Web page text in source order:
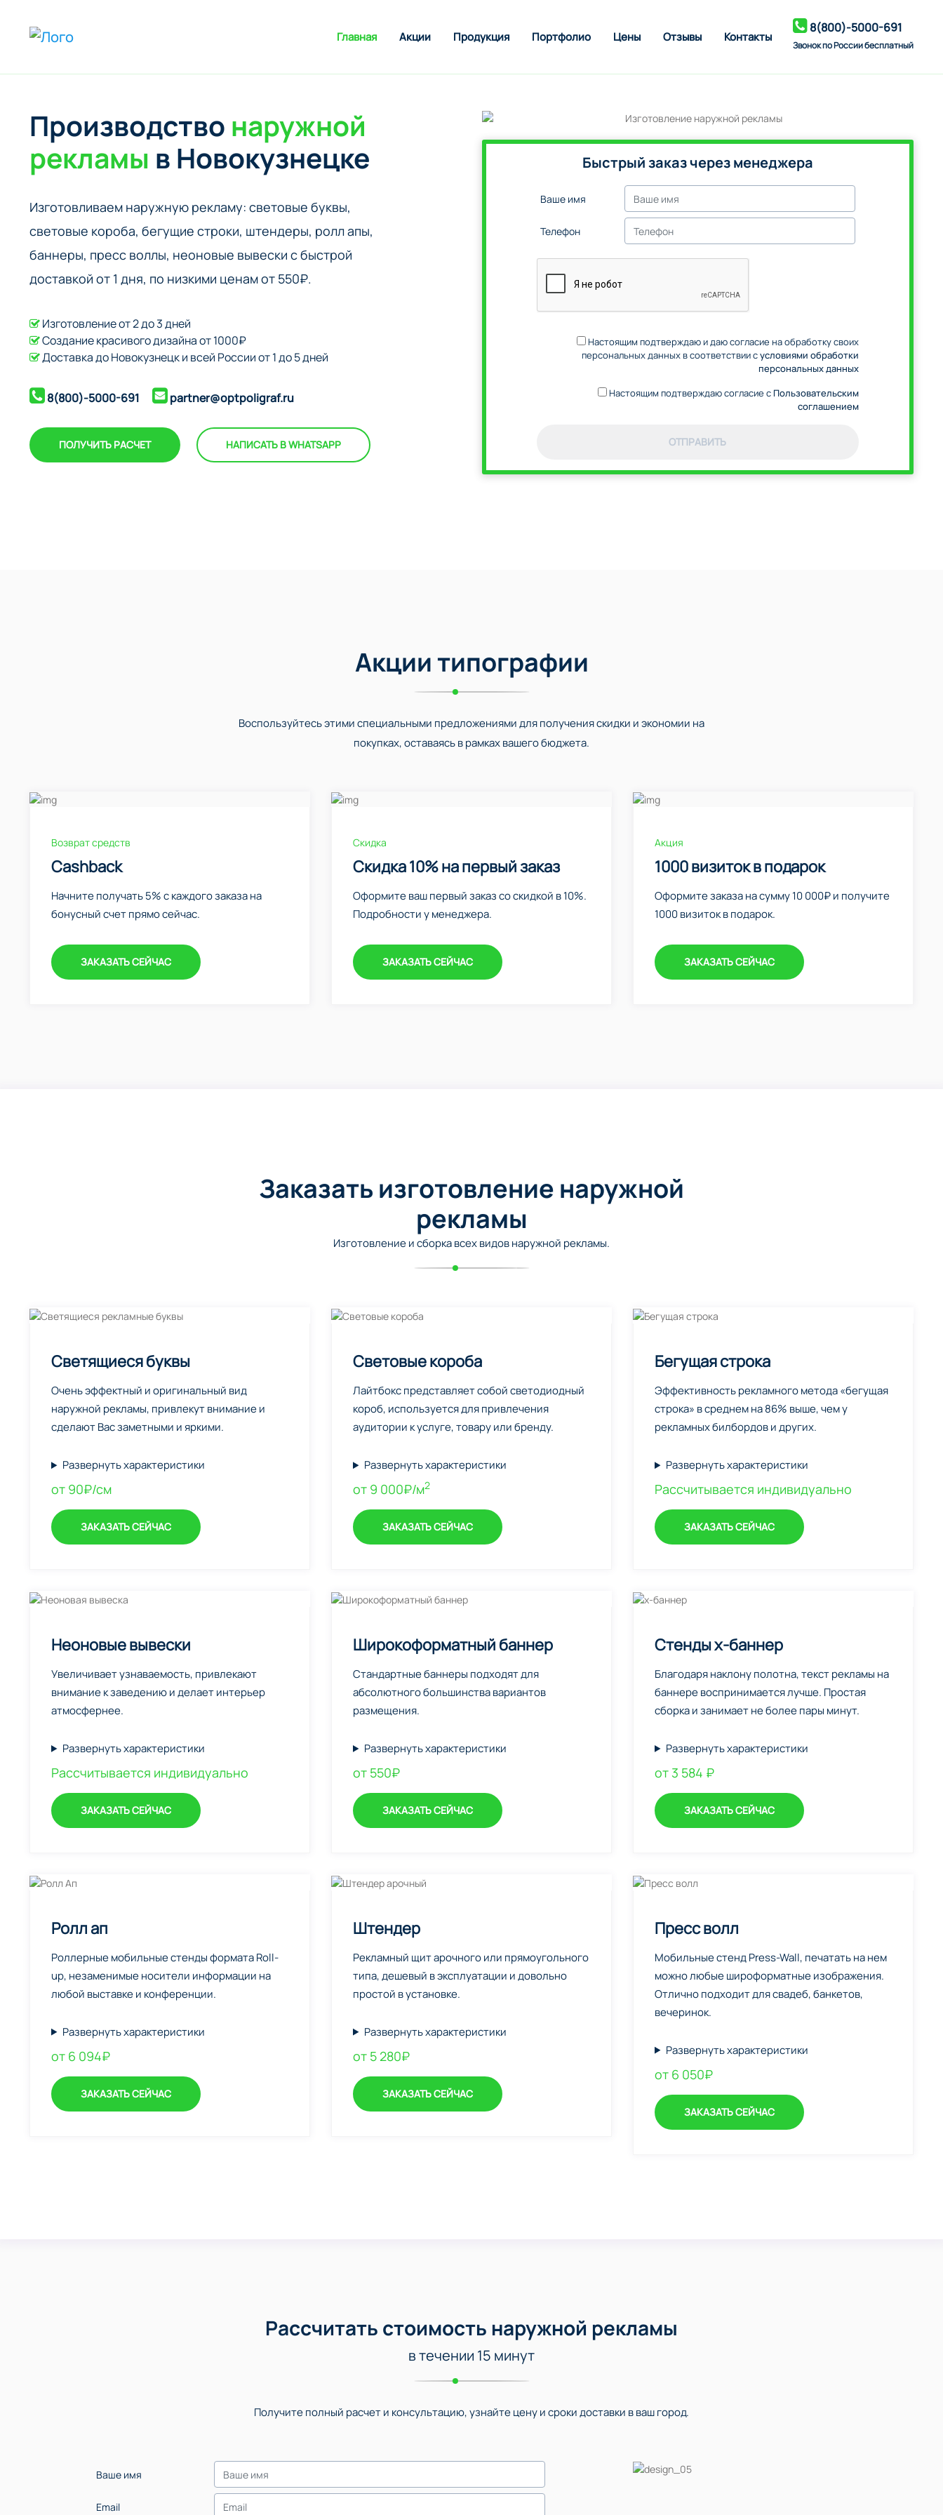
Главная Акции Продукция Портфолио Цены Отзывы Контакты
8(800)-5000-691
Звонок по России бесплатный
Быстрый заказ через менеджера
Ваше имя
Телефон
Настоящим подтверждаю и даю согласие на обработку своих
персональных данных в соответствии сусловиями обработки
персональных данных
Настоящим подтверждаю согласие сПользовательским
соглашением
ОТПРАВИТЬ
Производство наружной
рекламы в Новокузнецке
Изготовливаем наружную рекламу: cветовые буквы,
cветовые короба, бегущие строки, штендеры, ролл апы,
баннеры, пресс воллы, неоновые вывески с быстрой
доставкой от 1 дня, по низкими ценам от 550₽.
Изготовление от 2 до 3 дней
Создание красивого дизайна от 1000₽
Доставка до Новокузнецк и всей России от 1 до 5 дней
8(800)-5000-691 partner@optpoligraf.ru
ПОЛУЧИТЬ РАСЧЕТ НАПИСАТЬ В WHATSAPP
Акции типографии
Воспользуйтесь этими специальными предложениями для получения скидки и экономии на
покупках, оставаясь в рамках вашего бюджета.
Возврат средств
Cashback
Начните получать 5% с каждого заказа на
бонусный счет прямо сейчас.
ЗАКАЗАТЬ СЕЙЧАС
Скидка
Скидка 10% на первый заказ
Оформите ваш первый заказ со скидкой в 10%.
Подробности у менеджера.
ЗАКАЗАТЬ СЕЙЧАС
Акция
1000 визиток в подарок
Оформите заказа на сумму 10 000₽ и получите
1000 визиток в подарок.
ЗАКАЗАТЬ СЕЙЧАС
Заказать изготовление наружной
рекламы
Изготовление и сборка всех видов наружной рекламы.
Светящиеся буквы
Очень эффектный и оригинальный вид
наружной рекламы, привлекут внимание и
сделают Вас заметными и яркими.
Развернуть характеристики
от 90₽/см
ЗАКАЗАТЬ СЕЙЧАС
Световые короба
Лайтбокс представляет собой светодиодный
короб, используется для привлечения
аудитории к услуге, товару или бренду.
Развернуть характеристики
от 9 000₽/м2
ЗАКАЗАТЬ СЕЙЧАС
Бегущая строка
Эффективность рекламного метода «бегущая
строка» в среднем на 86% выше, чем у
рекламных билбордов и других.
Развернуть характеристики
Рассчитывается индивидуально
ЗАКАЗАТЬ СЕЙЧАС
Неоновые вывески
Увеличивает узнаваемость, привлекают
внимание к заведению и делает интерьер
атмосфернее.
Развернуть характеристики
Рассчитывается индивидуально
ЗАКАЗАТЬ СЕЙЧАС
Широкоформатный баннер
Стандартные баннеры подходят для
абсолютного большинства вариантов
размещения.
Развернуть характеристики
от 550₽
ЗАКАЗАТЬ СЕЙЧАС
Стенды х-баннер
Благодаря наклону полотна, текст рекламы на
баннере воспринимается лучше. Простая
сборка и занимает не более пары минут.
Развернуть характеристики
от 3 584 ₽
ЗАКАЗАТЬ СЕЙЧАС
Ролл ап
Роллерные мобильные стенды формата Roll-
up, незаменимые носители информации на
любой выставке и конференции.
Развернуть характеристики
от 6 094₽
ЗАКАЗАТЬ СЕЙЧАС
Штендер
Рекламный щит арочного или прямоугольного
типа, дешевый в эксплуатации и довольно
простой в установке.
Развернуть характеристики
от 5 280₽
ЗАКАЗАТЬ СЕЙЧАС
Пресс волл
Мобильные стенд Press-Wall, печатать на нем
можно любые широформатные изображения.
Отлично подходит для свадеб, банкетов,
вечеринок.
Развернуть характеристики
от 6 050₽
ЗАКАЗАТЬ СЕЙЧАС
Рассчитать стоимость наружной рекламы
в течении 15 минут
Получите полный расчет и консультацию, узнайте цену и сроки доставки в ваш город.
Ваше имя
Email